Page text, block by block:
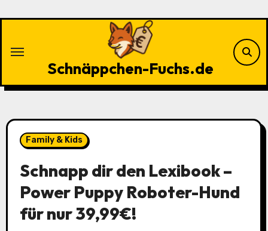
Schnäppchen-Fuchs.de
Family & Kids
Schnapp dir den Lexibook –
Power Puppy Roboter-Hund
für nur 39,99€!